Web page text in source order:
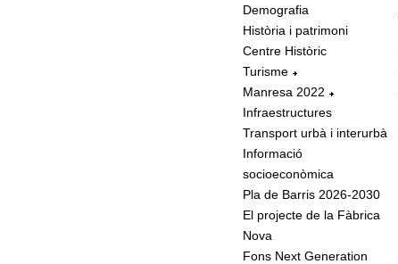
Demografia
Història i patrimoni
Centre Històric
Turisme
Manresa 2022
Infraestructures
Transport urbà i interurbà
Informació
socioeconòmica
Pla de Barris 2026-2030
El projecte de la Fàbrica
Nova
Fons Next Generation